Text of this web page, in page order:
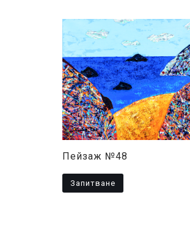
Пейзаж №48
Запитване